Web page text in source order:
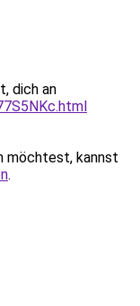
dich an
möchtest, kannst
.